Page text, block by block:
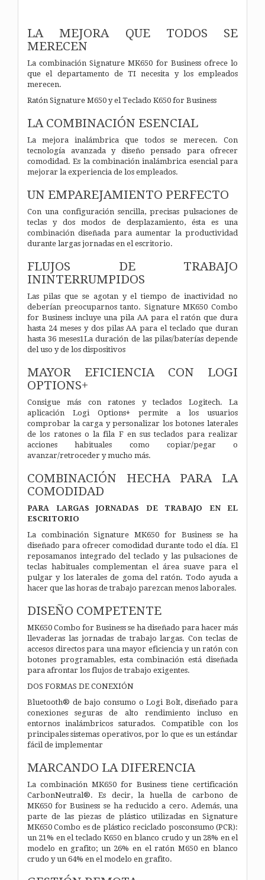
LA MEJORA QUE TODOS SE
MERECEN
La combinación Signature MK650 for Business ofrece lo
que el departamento de TI necesita y los empleados
merecen.
Ratón Signature M650 y el Teclado K650 for Business
LA COMBINACIÓN ESENCIAL
La mejora inalámbrica que todos se merecen. Con
tecnología avanzada y diseño pensado para ofrecer
comodidad. Es la combinación inalámbrica esencial para
mejorar la experiencia de los empleados.
UN EMPAREJAMIENTO PERFECTO
Con una configuración sencilla, precisas pulsaciones de
teclas y dos modos de desplazamiento, ésta es una
combinación diseñada para aumentar la productividad
durante largas jornadas en el escritorio.
FLUJOS DE TRABAJO
ININTERRUMPIDOS
Las pilas que se agotan y el tiempo de inactividad no
deberían preocuparnos tanto. Signature MK650 Combo
for Business incluye una pila AA para el ratón que dura
hasta 24 meses y dos pilas AA para el teclado que duran
hasta 36 meses1La duración de las pilas/baterías depende
del uso y de los dispositivos
MAYOR EFICIENCIA CON LOGI
OPTIONS+
Consigue más con ratones y teclados Logitech. La
aplicación Logi Options+ permite a los usuarios
comprobar la carga y personalizar los botones laterales
de los ratones o la fila F en sus teclados para realizar
acciones habituales como copiar/pegar o
avanzar/retroceder y mucho más.
COMBINACIÓN HECHA PARA LA
COMODIDAD
PARA LARGAS JORNADAS DE TRABAJO EN EL
ESCRITORIO
La combinación Signature MK650 for Business se ha
diseñado para ofrecer comodidad durante todo el día. El
reposamanos integrado del teclado y las pulsaciones de
teclas habituales complementan el área suave para el
pulgar y los laterales de goma del ratón. Todo ayuda a
hacer que las horas de trabajo parezcan menos laborales.
DISEÑO COMPETENTE
MK650 Combo for Business se ha diseñado para hacer más
llevaderas las jornadas de trabajo largas. Con teclas de
accesos directos para una mayor eficiencia y un ratón con
botones programables, esta combinación está diseñada
para afrontar los flujos de trabajo exigentes.
DOS FORMAS DE CONEXIÓN
Bluetooth® de bajo consumo o Logi Bolt, diseñado para
conexiones seguras de alto rendimiento incluso en
entornos inalámbricos saturados. Compatible con los
principales sistemas operativos, por lo que es un estándar
fácil de implementar
MARCANDO LA DIFERENCIA
La combinación MK650 for Business tiene certificación
CarbonNeutral®. Es decir, la huella de carbono de
MK650 for Business se ha reducido a cero. Además, una
parte de las piezas de plástico utilizadas en Signature
MK650 Combo es de plástico reciclado posconsumo (PCR):
un 21% en el teclado K650 en blanco crudo y un 28% en el
modelo en grafito; un 26% en el ratón M650 en blanco
crudo y un 64% en el modelo en grafito.